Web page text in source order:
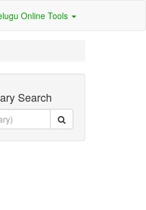
Online Tools
Search